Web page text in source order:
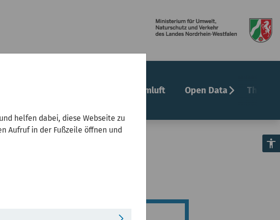
Innenraumluft Open Datachevron_right
helfen dabei, diese Webseite zu
Aufruf in der Fußzeile öffnen und
accessibility